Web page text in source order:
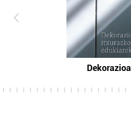
Dekorazioa